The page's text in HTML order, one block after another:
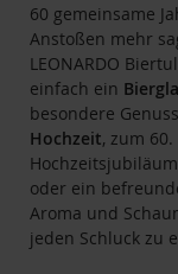
60 gemeinsame
Anstoßen mehr
LEONARDO
einfach ein
besondere
Hochzeit, zum
oder ein
Aroma und
jeden Schluck zu